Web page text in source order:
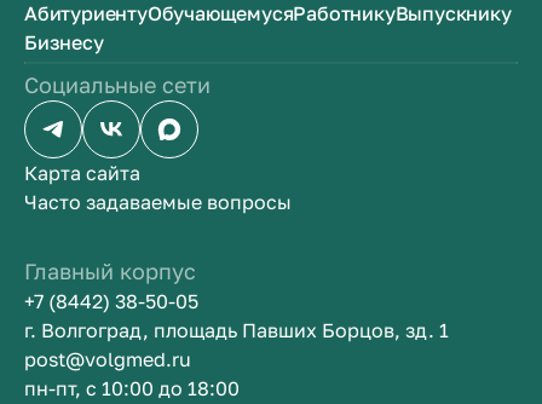
АбитуриентуОбучающемусяРаботникуВыпускнику
Бизнесу
Социальные сети
Карта сайта
Часто задаваемые вопросы
Главный корпус
+7 (8442) 38-50-05
г. Волгоград, площадь Павших Борцов, зд. 1
post@volgmed.ru
пн-пт, с 10:00 до 18:00